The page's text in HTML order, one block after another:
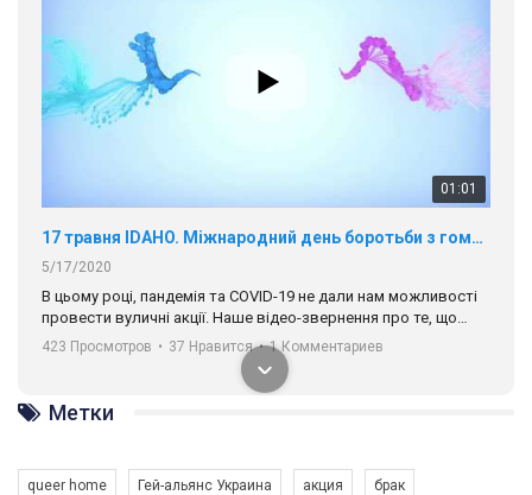
01:01
17 травня IDAHO. Міжнародний день боротьби з гомофобією трансфобією і біфобія.
5/17/2020
В цьому році, пандемія та COVІD-19 не дали нам можливості
провести вуличні акції. Наше відео-звернення про те, що
навіть коли ми у різних містах та не можемо зустрінеться, ми
разом. Ми закликаємо всіх хто поділяє цінності рівності та
солідарності, приєднатися до нас. Регіональні підрозділи
ГАУ є в 16 областях України.
Разом наш голос лунає гучніше!
423 Просмотров • 37 Нравится • 1 Комментариев
Метки
queer home Гей-альянс Украина акция брак